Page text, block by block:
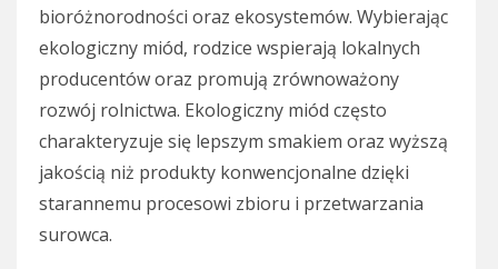
bioróżnorodności oraz ekosystemów. Wybierając
ekologiczny miód, rodzice wspierają lokalnych
producentów oraz promują zrównoważony
rozwój rolnictwa. Ekologiczny miód często
charakteryzuje się lepszym smakiem oraz wyższą
jakością niż produkty konwencjonalne dzięki
starannemu procesowi zbioru i przetwarzania
surowca.